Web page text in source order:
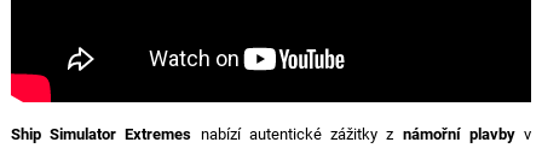
Ship Simulator Extremes nabízí autentické zážitky z námořní plavbyv